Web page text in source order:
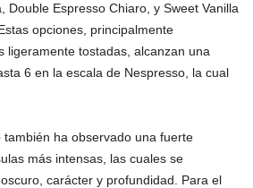
Double Espresso Chiaro, y Sweet Vanilla
opciones, principalmente
ligeramente tostadas, alcanzan una
6 en la escala de Nespresso, la cual
también ha observado una fuerte
más intensas, las cuales se
carácter y profundidad. Para el